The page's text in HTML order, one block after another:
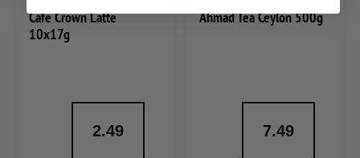
Cafe Crown Latte
10x17g
2.49
Ahmad Tea Ceylon 500g
7.49